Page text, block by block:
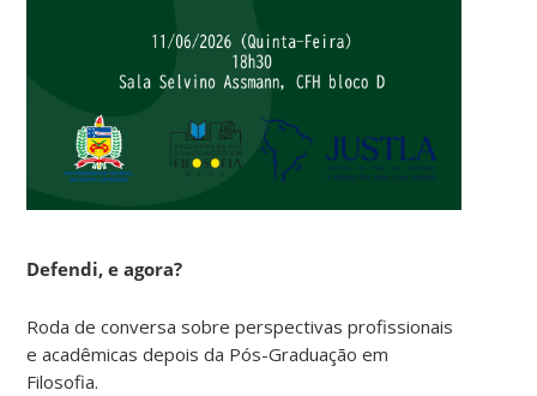
Defendi, e agora?
Roda de conversa sobre perspectivas profissionais
e acadêmicas depois da Pós-Graduação em
Filosofia.